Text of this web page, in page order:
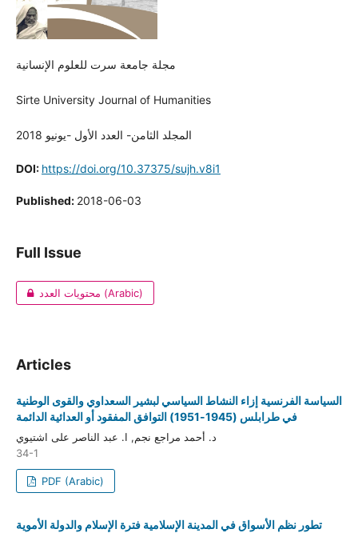
مجلة جامعة سرت للعلوم الإنسانية
Sirte University Journal of Humanities
المجلد الثامن- العدد الأول -يونيو 2018
DOI: https://doi.org/10.37375/sujh.v8i1
Published: 2018-06-03
Full Issue
محتويات العدد (Arabic)
Articles
السياسة الفرنسية إزاء النشاط السياسي لبشير السعداوي والقوى الوطنية
في طرابلس (1945-1951) التوافق المفقود أو العدائية الدائمة
د. أحمد مراجع نجم, ا. عبد الناصر على اشتيوي
34-1
PDF (Arabic)
تطور نظم الأسواق في المدينة الإسلامية فترة الإسلام والدولة الأموية